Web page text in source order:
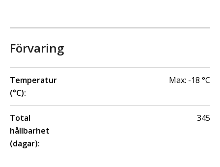
Förvaring
Temperatur
(°C):
Max: -18 °C
Total
hållbarhet
(dagar):
345